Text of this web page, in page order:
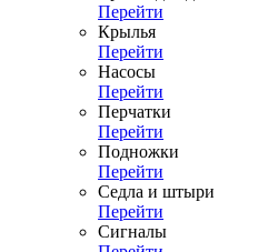
Перейти
Крылья
Перейти
Насосы
Перейти
Перчатки
Перейти
Подножки
Перейти
Седла и штыри
Перейти
Сигналы